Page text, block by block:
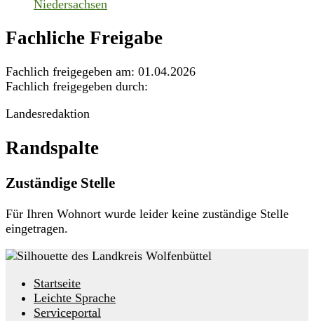
Niedersachsen
Fachliche Freigabe
Fachlich freigegeben am: 01.04.2026
Fachlich freigegeben durch:
Landesredaktion
Randspalte
Zuständige Stelle
Für Ihren Wohnort wurde leider keine zuständige Stelle
eingetragen.
Startseite
Leichte Sprache
Serviceportal